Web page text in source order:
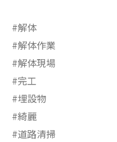
#解体
#解体作業
#解体現場
#完工
#埋設物
#綺麗
#道路清掃